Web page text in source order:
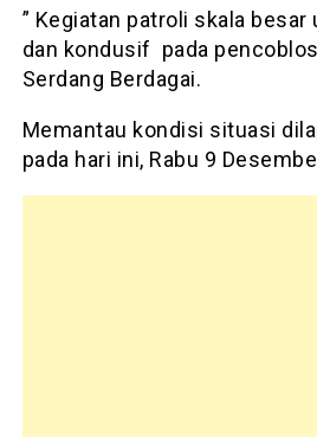
” Kegiatan patroli skala
dan kondusif pada
Serdang Berdagai.
Memantau kondisi situasi
pada hari ini, Rabu 9